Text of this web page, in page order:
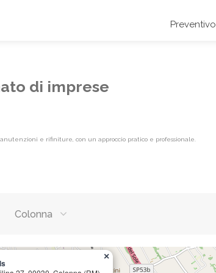
Preventivo
di imprese
e rifiniture, con un approccio pratico e professionale.
Colonna
×